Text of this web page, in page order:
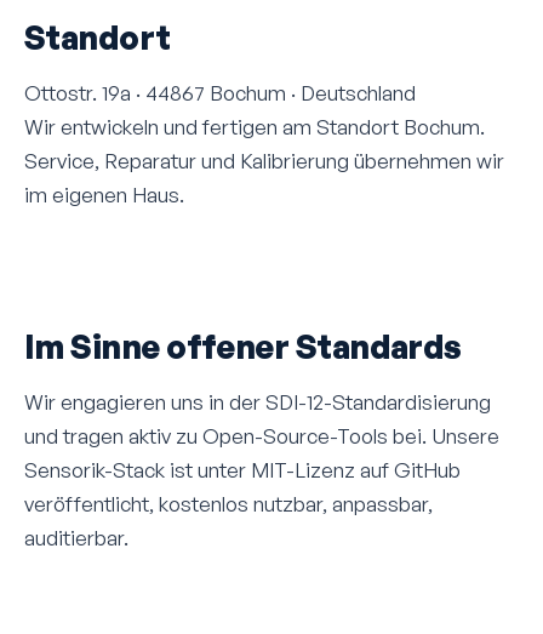
Standort
Ottostr. 19a · 44867 Bochum · Deutschland
Wir entwickeln und fertigen am Standort Bochum.
Service, Reparatur und Kalibrierung übernehmen wir
im eigenen Haus.
Im Sinne offener Standards
Wir engagieren uns in der SDI-12-Standardisierung
und tragen aktiv zu Open-Source-Tools bei. Unsere
Sensorik-Stack ist unter MIT-Lizenz auf GitHub
veröffentlicht, kostenlos nutzbar, anpassbar,
auditierbar.